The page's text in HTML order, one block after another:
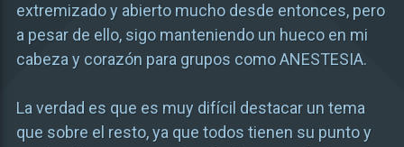
extremizado y abierto mucho desde entonces, pero
a pesar de ello, sigo manteniendo un hueco en mi
cabeza y corazón para grupos como ANESTESIA.
La verdad es que es muy difícil destacar un tema
que sobre el resto, ya que todos tienen su punto y